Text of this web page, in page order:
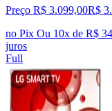
Preço R$ 3.099,00R$
no Pix Ou 10x de R$
juros
Full